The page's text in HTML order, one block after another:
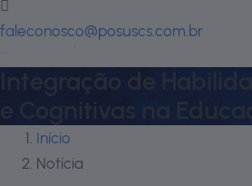
faleconosco@posuscs.com.br
Início
Notícia